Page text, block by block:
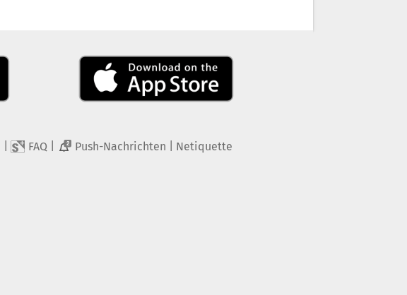
FAQ 2 Push-Nachrichten Netiquette